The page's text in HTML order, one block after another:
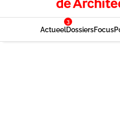
Actueel
3
DossiersFocus